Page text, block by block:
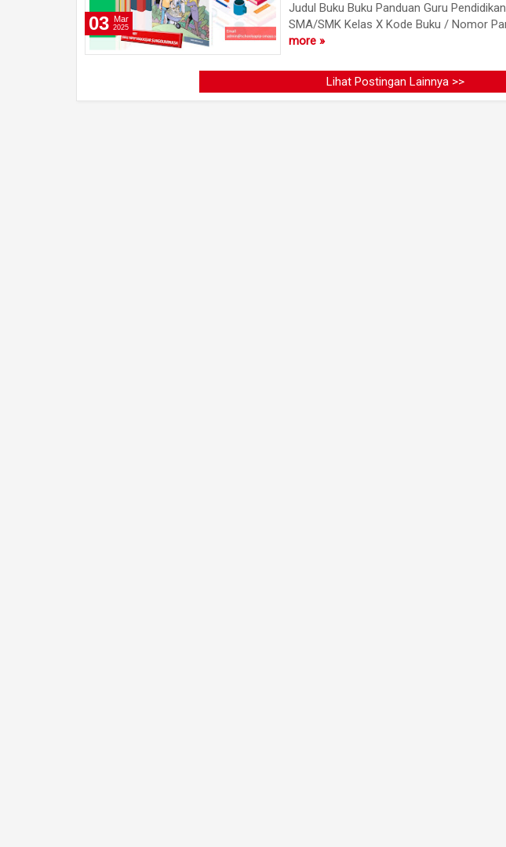
Judul Buku Buku Panduan Guru
SMA/SMK Kelas X Kode Buku / Nomor
more »
03 Mar
2025
Lihat Postingan Lainnya >>